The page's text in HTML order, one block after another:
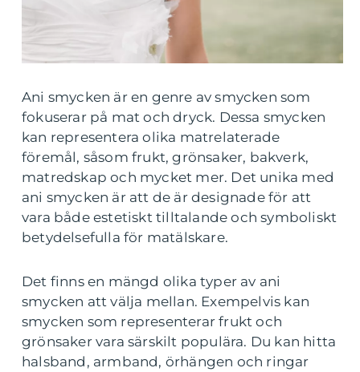
Ani smycken är en genre av smycken som
fokuserar på mat och dryck. Dessa smycken
kan representera olika matrelaterade
föremål, såsom frukt, grönsaker, bakverk,
matredskap och mycket mer. Det unika med
ani smycken är att de är designade för att
vara både estetiskt tilltalande och symboliskt
betydelsefulla för matälskare.
Det finns en mängd olika typer av ani
smycken att välja mellan. Exempelvis kan
smycken som representerar frukt och
grönsaker vara särskilt populära. Du kan hitta
halsband, armband, örhängen och ringar